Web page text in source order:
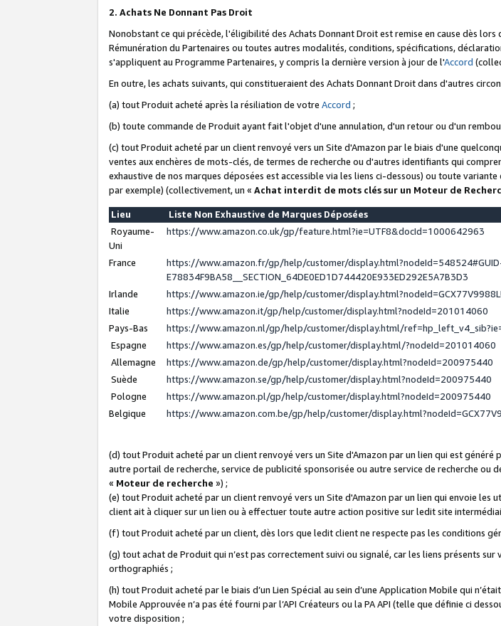
2. Achats Ne Donnant Pas Droit
Nonobstant ce qui précède, l'éligibilité des Achats Donnant Droit est remise en cause dès
Rémunération du Partenaires ou toutes autres modalités, conditions, spécifications,
s'appliquent au Programme Partenaires, y compris la dernière version à jour de l'Accord
En outre, les achats suivants, qui constitueraient des Achats Donnant Droit dans d'autres
(a) tout Produit acheté après la résiliation de votre Accord ;
(b) toute commande de Produit ayant fait l'objet d'une annulation, d'un retour ou d'un
(c) tout Produit acheté par un client renvoyé vers un Site d'Amazon par le biais d'une
ventes aux enchères de mots-clés, de termes de recherche ou d'autres identifiants qui
exhaustive de nos marques déposées est accessible via les liens ci-dessous) ou toute
par exemple) (collectivement, un « Achat interdit de mots clés sur un Moteur de
Lieu
Liste Non Exhaustive de Marques Déposées
Royaume-
Uni
https://www.amazon.co.uk/gp/feature.html?ie=UTF8&docId=1000642963
France
https://www.amazon.fr/gp/help/customer/
E78834F9BA58__SECTION_64DE0ED1D744420E933ED292E5A7B3D3
Irlande
https://www.amazon.ie/gp/help/customer/
Italie
https://www.amazon.it/gp/help/customer/display.html?nodeId=201014060
Pays-Bas
https://www.amazon.nl/gp/help/customer/display.html/
Espagne
https://www.amazon.es/gp/help/customer/display.html/?nodeId=201014060
Allemagne
https://www.amazon.de/gp/help/customer/display.html?nodeId=200975440
Suède
https://www.amazon.se/gp/help/customer/display.html?nodeId=200975440
Pologne
https://www.amazon.pl/gp/help/customer/display.html?nodeId=200975440
Belgique
https://www.amazon.com.be/gp/help/customer/
(d) tout Produit acheté par un client renvoyé vers un Site d'Amazon par un lien qui est
autre portail de recherche, service de publicité sponsorisée ou autre service de recherche ou
« Moteur de recherche ») ;
(e) tout Produit acheté par un client renvoyé vers un Site d'Amazon par un lien qui envoie les
client ait à cliquer sur un lien ou à effectuer toute autre action positive sur ledit site
(f) tout Produit acheté par un client, dès lors que ledit client ne respecte pas les conditions
(g) tout achat de Produit qui n’est pas correctement suivi ou signalé, car les liens présents
orthographiés ;
(h) tout Produit acheté par le biais d’un Lien Spécial au sein d’une Application Mobile qui
Mobile Approuvée n’a pas été fourni par l’API Créateurs ou la PA API (telle que définie ci
votre disposition ;